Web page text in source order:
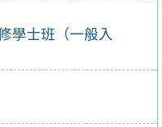
學士班（一般入